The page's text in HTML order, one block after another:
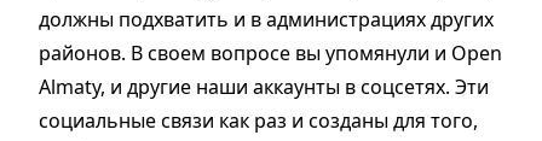
должны подхватить и в администрациях других
районов. В своем вопросе вы упомянули и Оpen
Almaty, и другие наши аккаунты в соцсетях. Эти
социальные связи как раз и созданы для того,